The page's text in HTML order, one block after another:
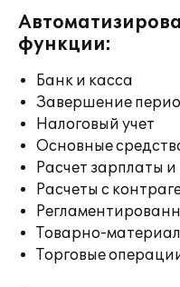
функции:
Банк и касса
Завершение
Налоговый учет
Основные
Расчет зарплаты
Расчеты с
Товарно-
Торговые